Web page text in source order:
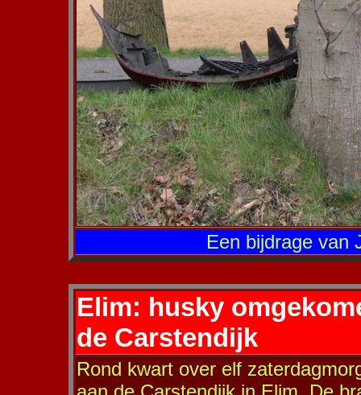
Een bijdrage van
Elim: husky
de Carstendijk
Rond kwart over elf